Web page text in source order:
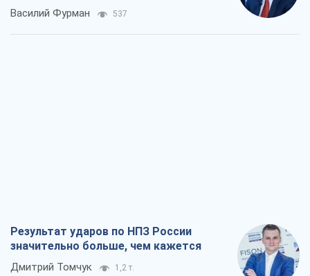
Василий Фурман 537
Результат ударов по НПЗ России
значительно больше, чем кажется
Дмитрий Томчук 1,2 т.